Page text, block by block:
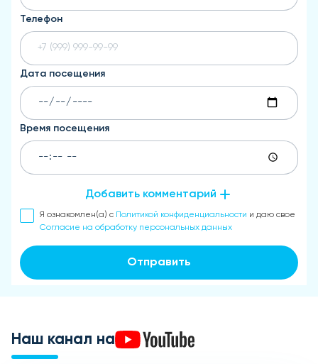
Телефон
Дата посещения
Время посещения
Добавить комментарий
Я ознакомлен(а) с Политикой конфиденциальности и даю свое
Согласие на обработку персональных данных
Отправить
Наш канал на